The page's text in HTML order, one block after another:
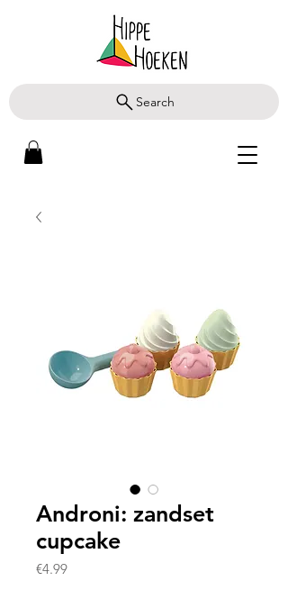
Search
Androni: zandset
cupcake
€4.99Prijs